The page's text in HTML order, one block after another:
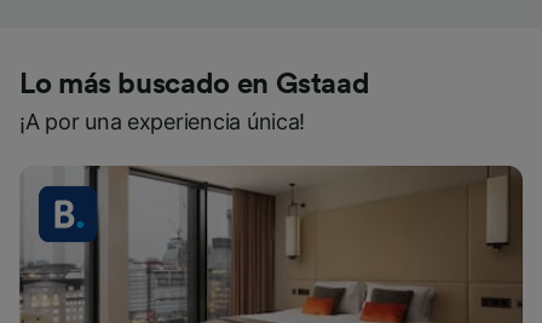
Lo más buscado en Gstaad
¡A por una experiencia única!